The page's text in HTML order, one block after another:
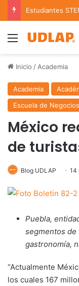
Menu
Inicio / Academia
Academia
Escuela de
México
de
Blog UDLAP 14
Puebla,
segmentos
gastronomía,
“Actualmente
los cuales 167